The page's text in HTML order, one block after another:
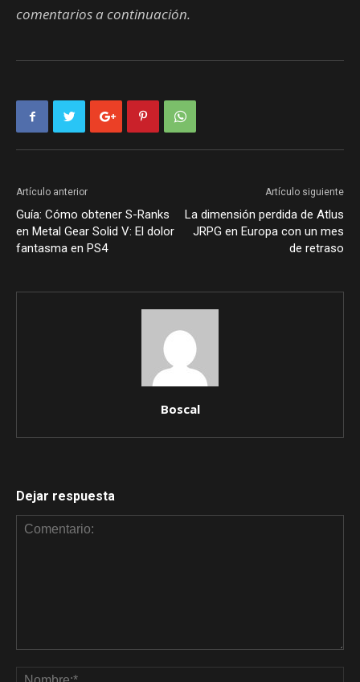
comentarios a continuación.
Artículo anterior
Guía: Cómo obtener S-Ranks
en Metal Gear Solid V: El dolor
fantasma en PS4
Artículo siguiente
La dimensión perdida de Atlus
JRPG en Europa con un mes
de retraso
Boscal
Dejar respuesta